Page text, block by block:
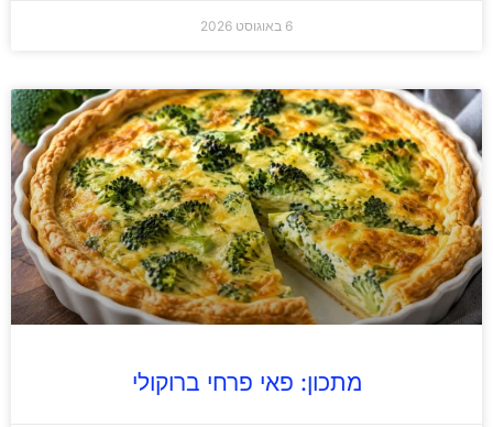
6 באוגוסט 2026
מתכון: פאי פרחי ברוקולי